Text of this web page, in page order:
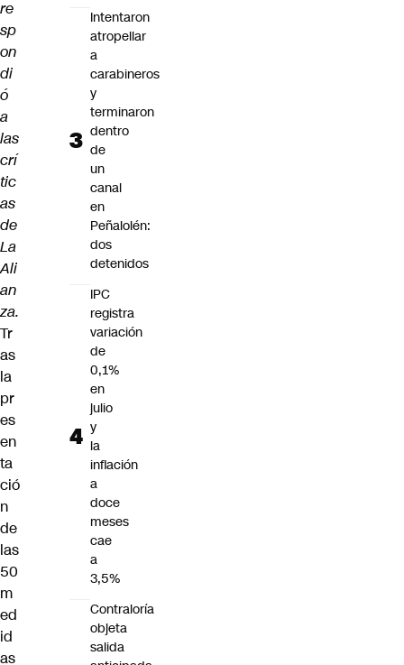
re
sp
on
di
ó
a
las
crí
tic
as
de
La
Ali
an
za.
Tr
as
la
pr
es
en
ta
ció
n
de
las
50
m
ed
id
as
Intentaron
atropellar
a
carabineros
y
terminaron
dentro
de
un
canal
en
Peñalolén:
dos
detenidos
IPC
registra
variación
de
0,1%
en
julio
y
la
inflación
a
doce
meses
cae
a
3,5%
Contraloría
objeta
salida